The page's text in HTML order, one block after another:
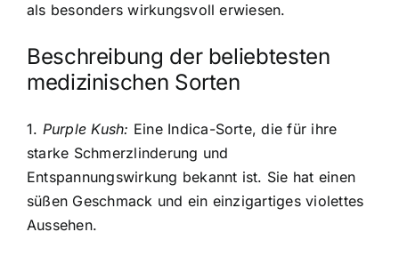
als besonders wirkungsvoll erwiesen.
Beschreibung der beliebtesten
medizinischen Sorten
1. Purple Kush: Eine Indica-Sorte, die für ihre
starke Schmerzlinderung und
Entspannungswirkung bekannt ist. Sie hat einen
süßen Geschmack und ein einzigartiges violettes
Aussehen.